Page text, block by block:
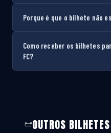
Porque é que o bilhete não
Como receber os bilhetes
FC?
OUTROS